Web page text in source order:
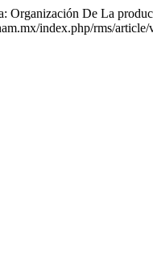
De La
index.php/rms/